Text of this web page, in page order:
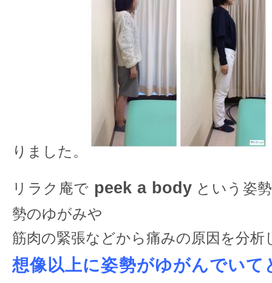
りました。
リラク庵で peek a bodyという姿
勢のゆがみや
筋肉の緊張などから痛みの原因を分
想像以上に姿勢がゆがんでいて